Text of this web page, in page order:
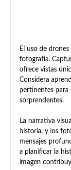
El uso de
fotografía.
ofrece vistas
Considera
pertinentes para
sorprendentes.
La narrativa
historia, y los
mensajes
a planificar la
imagen